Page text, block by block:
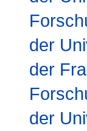
der
der
der